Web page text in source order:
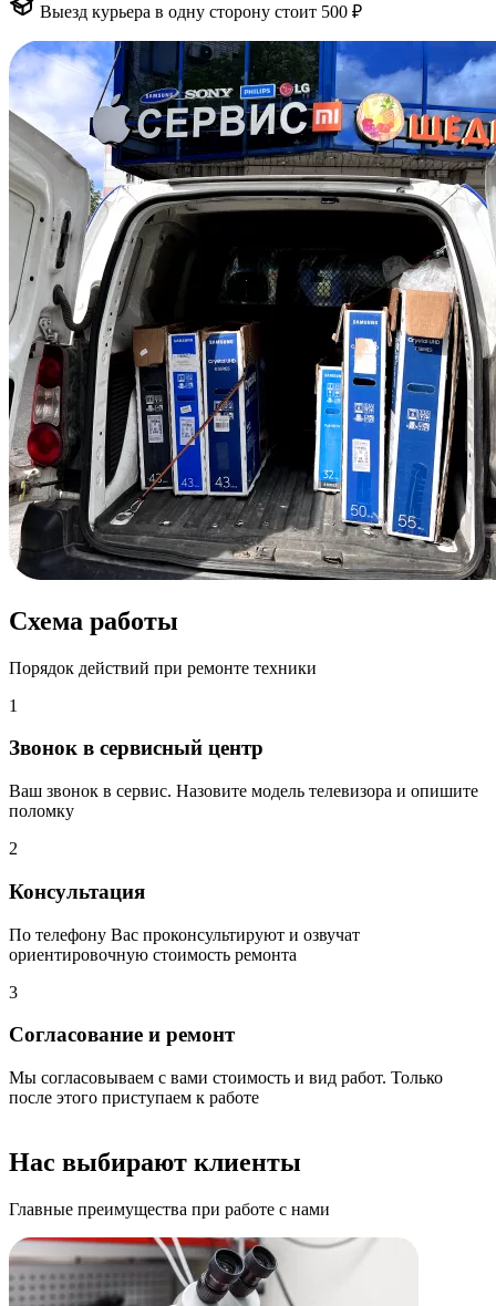
Выезд курьера в одну сторону стоит 500 ₽
Схема работы
Порядок действий при ремонте техники
1
Звонок в сервисный центр
Ваш звонок в сервис. Назовите модель телевизора и опишите
поломку
2
Консультация
По телефону Вас проконсультируют и озвучат
ориентировочную стоимость ремонта
3
Согласование и ремонт
Мы согласовываем с вами стоимость и вид работ. Только
после этого приступаем к работе
Нас выбирают клиенты
Главные преимущества при работе с нами